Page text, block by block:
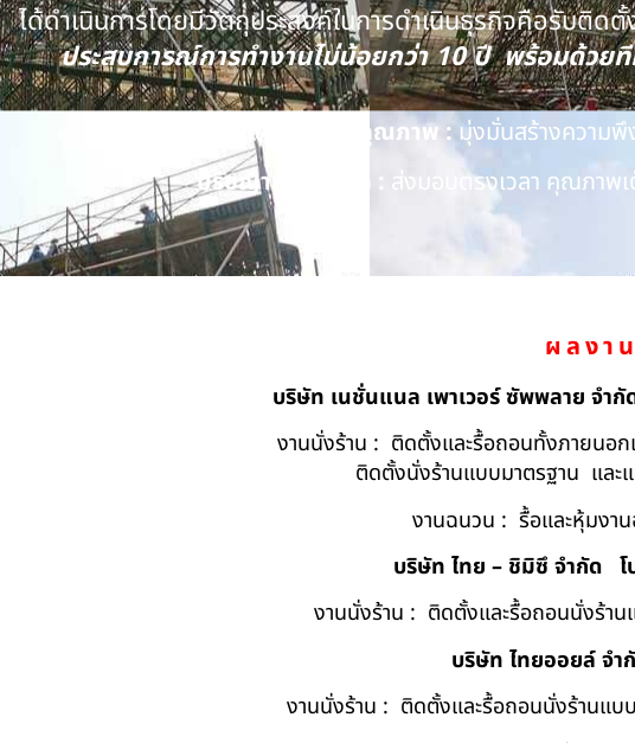
ได้ดำเนินการโดยมีวัตถุประสงค์ในการดำเนินธุรกิจคือรับติ
ประสบการณ์การทำงานไม่น้อยกว่า 10 ปี พร้อมด้ว
นโยบายด้านคุณภาพ : มุ่งมั่นสร้างความ
ปรัชญาของบริษัท : ส่งมอบตรงเวลา คุณภาพ
ผลงา
บริษัท เนชั่นแนล เพาเวอร์ ซัพพลาย จำ
งานนั่งร้าน : ติดตั้งและรื้อถอนทั้งภายนอ
ติดตั้งนั่งร้านแบบมาตรฐาน และ
งานฉนวน : รื้อและหุ้มงา
บริษัท ไทย – ชิมิซึ จำกัด
งานนั่งร้าน : ติดตั้งและรื้อถอนนั่งร้าน
บริษัท ไทยออยล์ จํา
งานนั่งร้าน : ติดตั้งและรื้อถอนนั่งร้านแบ